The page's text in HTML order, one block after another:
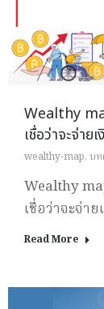
Wealthy
เชื่อว่าจะจ่า
wealthy-map, บท
Wealthy
เชื่อว่าจะจ่า
Read More